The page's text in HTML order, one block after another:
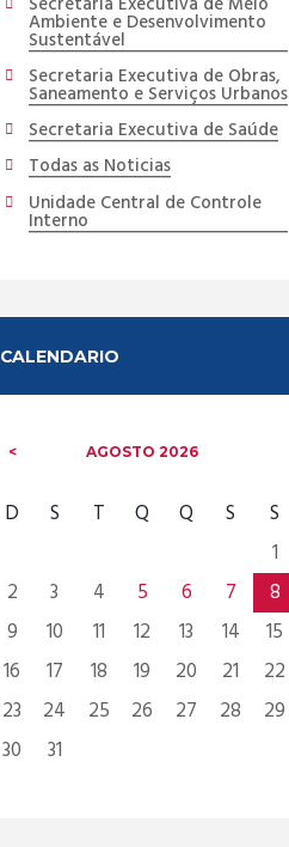
Ambiente e Desenvolvimento
Sustentável
Secretaria Executiva de Obras,
Saneamento e Serviços Urbanos
Secretaria Executiva de Saúde
Todas as Noticias
Unidade Central de Controle
Interno
CALENDARIO
AGOSTO2026
D S T Q Q S
S
1
2
3 4 5 6 7
8
9
10 11 12 13 14
15
16
17 18 19 20 21
22
23
24 25 26 27 28
29
30
31